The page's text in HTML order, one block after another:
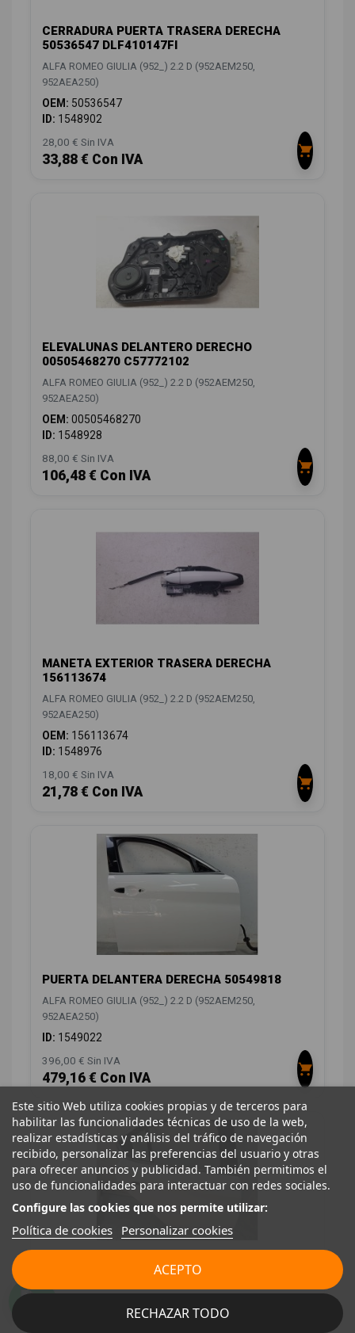
CERRADURA PUERTA TRASERA DERECHA
50536547 DLF410147FI
ALFA ROMEO GIULIA (952_) 2.2 D (952AEM250,
952AEA250)
OEM: 50536547
ID: 1548902
28,00 € Sin IVA
33,88 € Con IVA
ELEVALUNAS DELANTERO DERECHO
00505468270 C57772102
ALFA ROMEO GIULIA (952_) 2.2 D (952AEM250,
952AEA250)
OEM: 00505468270
ID: 1548928
88,00 € Sin IVA
106,48 € Con IVA
MANETA EXTERIOR TRASERA DERECHA
156113674
ALFA ROMEO GIULIA (952_) 2.2 D (952AEM250,
952AEA250)
OEM: 156113674
ID: 1548976
18,00 € Sin IVA
21,78 € Con IVA
PUERTA DELANTERA DERECHA 50549818
ALFA ROMEO GIULIA (952_) 2.2 D (952AEM250,
952AEA250)
ID: 1549022
396,00 € Sin IVA
479,16 € Con IVA
PUERTA TRASERA DERECHA 50549830
Este sitio Web utiliza cookies propias y de terceros para
habilitar las funcionalidades técnicas de uso de la web,
realizar estadísticas y análisis del tráfico de navegación
recibido, personalizar las preferencias del usuario y otras
para ofrecer anuncios y publicidad. También permitimos el
uso de funcionalidades para interactuar con redes sociales.
Configure las cookies que nos permite utilizar:
Política de cookies Personalizar cookies
RECHAZAR TODO
ACEPTO